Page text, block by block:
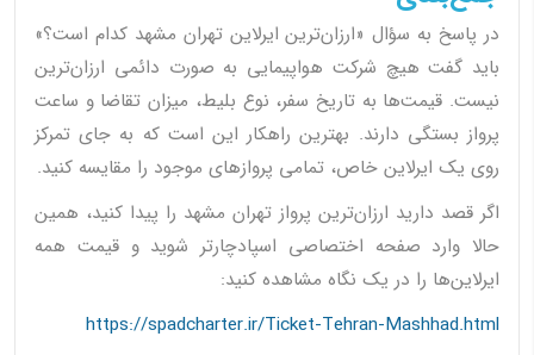
در پاسخ به سؤال «ارزان‌ترین ایرلاین تهران مشهد کدام است؟»
باید گفت هیچ شرکت هواپیمایی به صورت دائمی ارزان‌ترین
نیست. قیمت‌ها به تاریخ سفر، نوع بلیط، میزان تقاضا و ساعت
پرواز بستگی دارند. بهترین راهکار این است که به جای تمرکز
روی یک ایرلاین خاص، تمامی پروازهای موجود را مقایسه کنید.
اگر قصد دارید ارزان‌ترین پرواز تهران مشهد را پیدا کنید، همین
حالا وارد صفحه اختصاصی اسپادچارتر شوید و قیمت همه
ایرلاین‌ها را در یک نگاه مشاهده کنید:
https://spadcharter.ir/Ticket-Tehran-Mashhad.html